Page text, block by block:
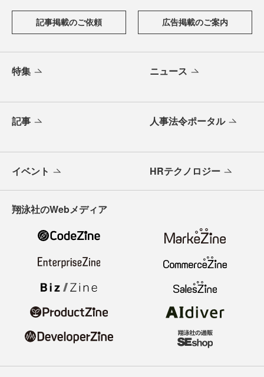
記事掲載のご依頼 広告掲載のご案内
特集 ニュース
記事 人事法令ポータル
イベント HRテクノロジー
翔泳社のWebメディア